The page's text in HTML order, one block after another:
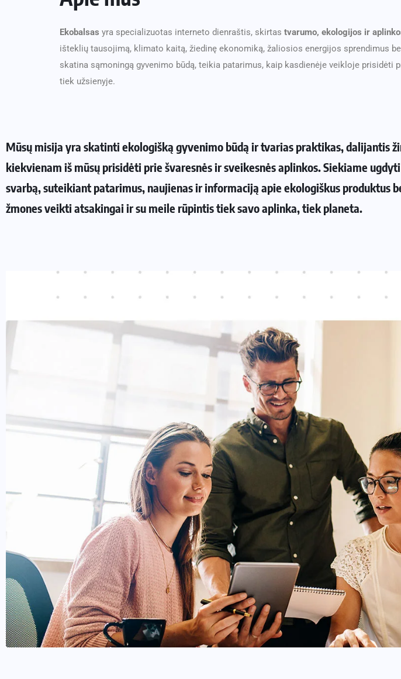
Ekobalsas yra specializuotas interneto dienraštis, skirtas tvarumo, ekologijos ir
išteklių tausojimą, klimato kaitą, žiedinę ekonomiką, žaliosios energijos sprendimus
skatina sąmoningą gyvenimo būdą, teikia patarimus, kaip kasdienėje veikloje
tiek užsienyje.
Mūsų misija yra skatinti ekologišką gyvenimo būdą ir tvarias praktikas, dalijantis
kiekvienam iš mūsų prisidėti prie švaresnės ir sveikesnės aplinkos. Siekiame
svarbą, suteikiant patarimus, naujienas ir informaciją apie ekologiškus produktus
žmones veikti atsakingai ir su meile rūpintis tiek savo aplinka, tiek planeta.